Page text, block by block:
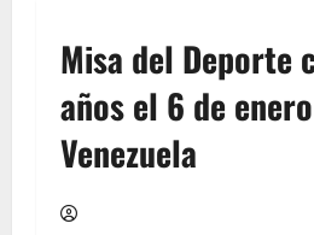
Misa del Deporte
años el 6 de
Venezuela